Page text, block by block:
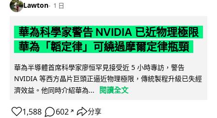
Lawton 1 日
華為科學家警告 NVIDIA 已近物理極限
華為「韜定律」可繞過摩爾定律瓶頸
華為半導體首席科學家廖恒罕見接受近 5 小時專訪，警告
NVIDIA 等西方晶片巨頭正逼近物理極限，傳統製程升級已失經
濟效益。他同時介紹華為...
閱讀全文
1,588 602 ↗ 分享